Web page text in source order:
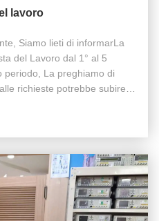
lavoro
Siamo lieti di informarLa
del Lavoro dal 1° al 5
periodo, La preghiamo di
richieste potrebbe subire